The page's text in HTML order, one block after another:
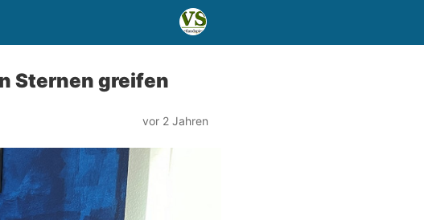
Sternen greifen
vor 2 Jahren